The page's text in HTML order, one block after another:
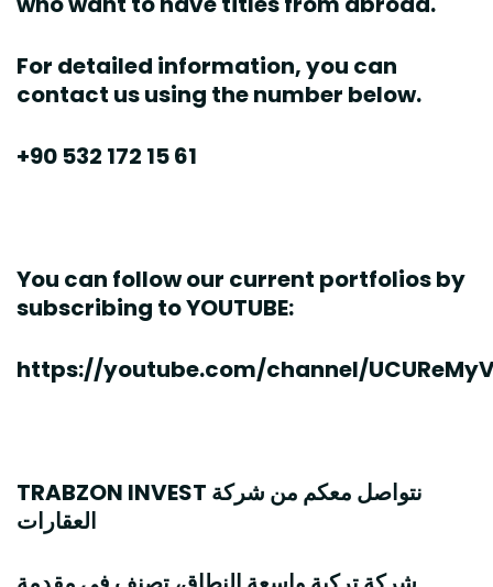
For detailed information, you can
contact us using the number below.
+90 532 172 15 61
You can follow our current portfolios by
subscribing to YOUTUBE:
https://youtube.com/channel/
TRABZON INVEST نتواصل معكم من شركة
العقارات